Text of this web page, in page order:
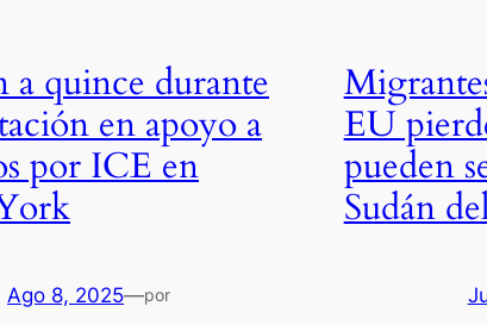
a quince durante
en apoyo a
por ICE en
Ago 8, 2025—por
EU
pueden
Sudán